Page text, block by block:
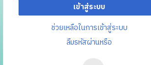
เข้าสู่ระบบ
ช่วยเหลือในการเข้าสู่ระบบ
ลืมรหัสผ่านหรือ